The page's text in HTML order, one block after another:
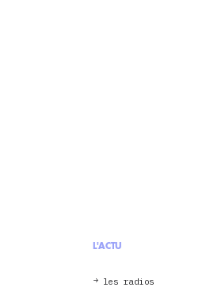
L'ACTU
les radios